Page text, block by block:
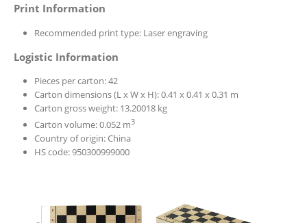
Print Information
Recommended print type: Laser engraving
Logistic Information
Pieces per carton: 42
Carton dimensions (L x W x H): 0.41 x 0.41 x 0.31 m
Carton gross weight: 13.20018 kg
Carton volume: 0.052 m3
Country of origin: China
HS code: 950300999000